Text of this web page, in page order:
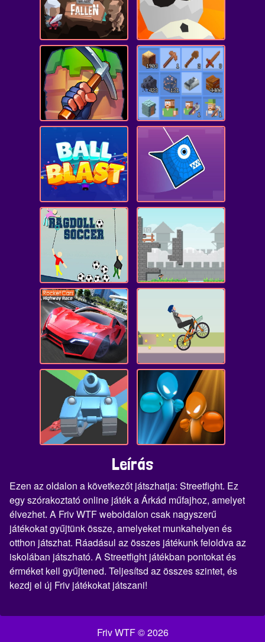
Leírás
Ezen az oldalon a következőt játszhatja: Streetfight. Ez
egy szórakoztató online játék a Árkád műfajhoz, amelyet
élvezhet. A Friv WTF weboldalon csak nagyszerű
játékokat gyűjtünk össze, amelyeket munkahelyen és
otthon játszhat. Ráadásul az összes játékunk feloldva az
iskolában játszható. A Streetfight játékban pontokat és
érméket kell gyűjtened. Teljesítsd az összes szintet, és
kezdj el új Friv játékokat játszani!
Friv WTF © 2026